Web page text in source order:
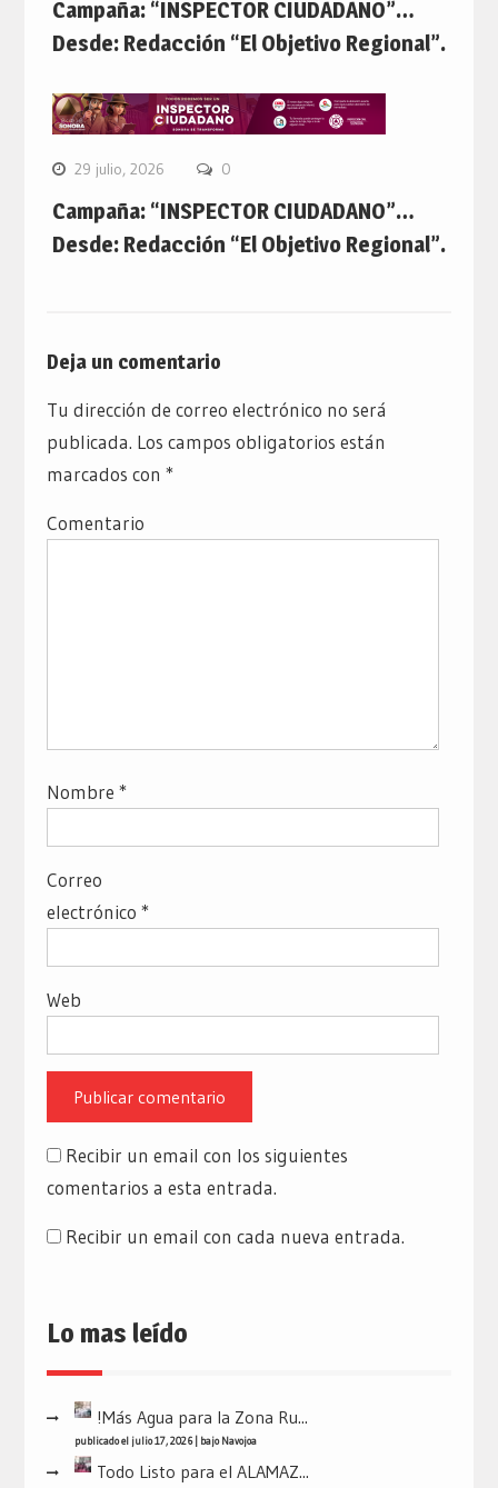
Campaña: “INSPECTOR CIUDADANO”…
Desde: Redacción “El Objetivo Regional”.
29 julio, 2026 0
Campaña: “INSPECTOR CIUDADANO”…
Desde: Redacción “El Objetivo Regional”.
Deja un comentario
Tu dirección de correo electrónico no será
publicada. Los campos obligatorios están
marcados con *
Comentario
Nombre *
Correo
electrónico *
Web
Recibir un email con los siguientes
comentarios a esta entrada.
Recibir un email con cada nueva entrada.
Lo mas leído
!Más Agua para la Zona Ru...
publicado el julio 17, 2026| bajo Navojoa
Todo Listo para el ALAMAZ...